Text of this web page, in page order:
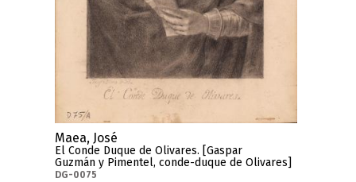
Maea, José
El Conde Duque de Olivares. [Gaspar
Guzmán y Pimentel, conde-duque de Olivares]
DG-0075